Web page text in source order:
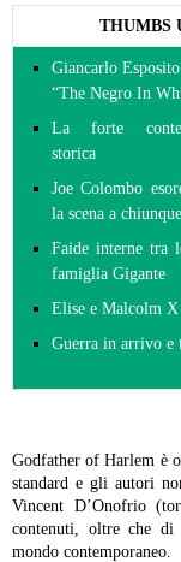
THUMBS
Giancarlo
“The Negro In
La forte
storica
Joe Colombo
la scena a
Faide interne tra
famiglia Gigante
Elise e Malcolm X
Guerra in arrivo e
Godfather of Harlem è
standard e gli autori
Vincent D’Onofrio
contenuti, oltre che di
mondo contemporaneo.